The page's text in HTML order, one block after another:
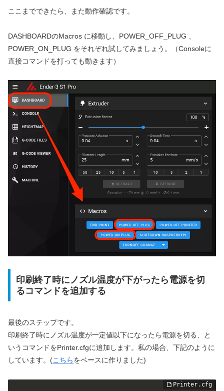
ここまでできたら、また動作確認です。
DASHBOARDのMacros に移動し、POWER_OFF_PLUG 、
POWER_ON_PLUG をそれぞれ試してみましょう。（Consoleに
直接コマンドを打っても動きます）
印刷終了時にノズル温度が下がったら電源を切
るコマンドを追加する
最後のステップです。
印刷終了時にノズル温度が一定値以下になったら電源を切る、と
いうコマンドをPrinter.cfgに追加します。私の場合、下記のように
しています。(こちらをベースに作りました)